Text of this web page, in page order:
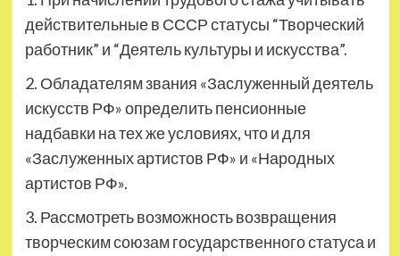
действительные в СССР статусы “Творческий
работник” и “Деятель культуры и искусства”.
2. Обладателям звания «Заслуженный деятель
искусств РФ» определить пенсионные
надбавки на тех же условиях, что и для
«Заслуженных артистов РФ» и «Народных
артистов РФ».
3. Рассмотреть возможность возвращения
творческим союзам государственного статуса и